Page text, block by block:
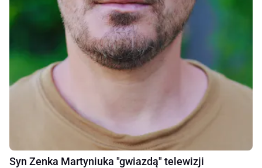
Syn Zenka Martyniuka "gwiazdą" telewizji